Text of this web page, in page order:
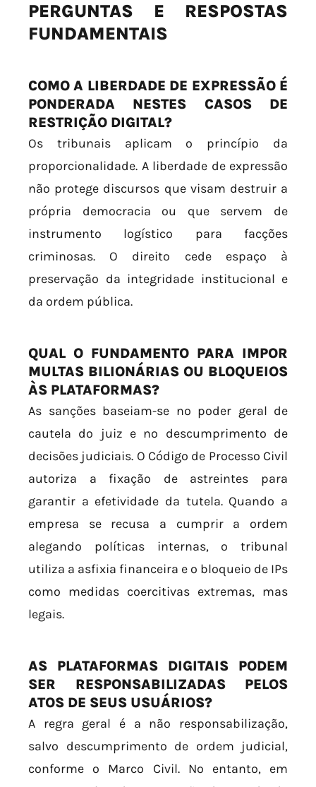
PERGUNTAS E RESPOSTAS
FUNDAMENTAIS
COMO A LIBERDADE DE EXPRESSÃO É
PONDERADA NESTES CASOS DE
RESTRIÇÃO DIGITAL?
Os tribunais aplicam o princípio da
proporcionalidade. A liberdade de expressão
não protege discursos que visam destruir a
própria democracia ou que servem de
instrumento logístico para facções
criminosas. O direito cede espaço à
preservação da integridade institucional e
da ordem pública.
QUAL O FUNDAMENTO PARA IMPOR
MULTAS BILIONÁRIAS OU BLOQUEIOS
ÀS PLATAFORMAS?
As sanções baseiam-se no poder geral de
cautela do juiz e no descumprimento de
decisões judiciais. O Código de Processo Civil
autoriza a fixação de astreintes para
garantir a efetividade da tutela. Quando a
empresa se recusa a cumprir a ordem
alegando políticas internas, o tribunal
utiliza a asfixia financeira e o bloqueio de IPs
como medidas coercitivas extremas, mas
legais.
AS PLATAFORMAS DIGITAIS PODEM
SER RESPONSABILIZADAS PELOS
ATOS DE SEUS USUÁRIOS?
A regra geral é a não responsabilização,
salvo descumprimento de ordem judicial,
conforme o Marco Civil. No entanto, em